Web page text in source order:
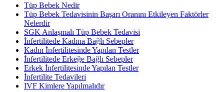
Tüp Bebek Nedir
Tüp Bebek Tedavisinin Başarı Oranını Etkileyen Faktörler
Nelerdir
SGK Anlaşmalı Tüp Bebek Tedavisi
İnfertilitede Kadına Bağlı Sebepler
Kadın İnfertilitesinde Yapılan Testler
İnfertilitede Erkeğe Bağlı Sebepler
Erkek İnfertilitesinde Yapılan Testler
İnfertilite Tedavileri
IVF Kimlere Yapılmalıdır